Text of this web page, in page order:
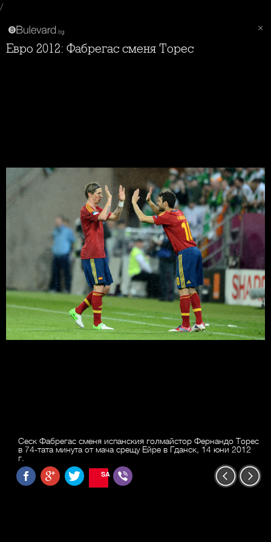
/
Евро 2012: Фабрегас сменя Торес
Сеск Фабрегас сменя испанския голмайстор Фернандо Торес
в 74-тата минута от мача срещу Ейре в Гданск, 14 юни 2012
г.
SAVE